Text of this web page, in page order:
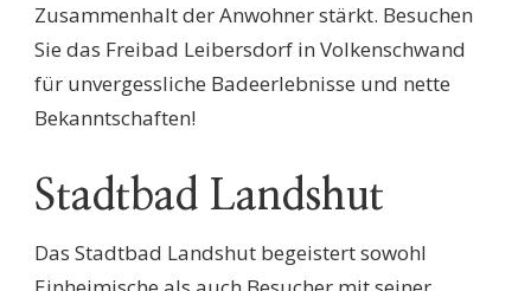
Zusammenhalt der Anwohner stärkt. Besuchen
Sie das Freibad Leibersdorf in Volkenschwand
für unvergessliche Badeerlebnisse und nette
Bekanntschaften!
Stadtbad Landshut
Das Stadtbad Landshut begeistert sowohl